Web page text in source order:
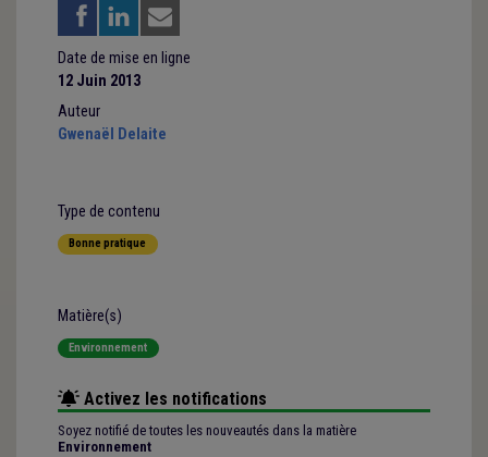
Date de mise en ligne
12 Juin 2013
Auteur
Gwenaël Delaite
Type de contenu
Bonne pratique
Matière(s)
Environnement
Activez les notifications
Soyez notifié de toutes les nouveautés dans la matière
Environnement